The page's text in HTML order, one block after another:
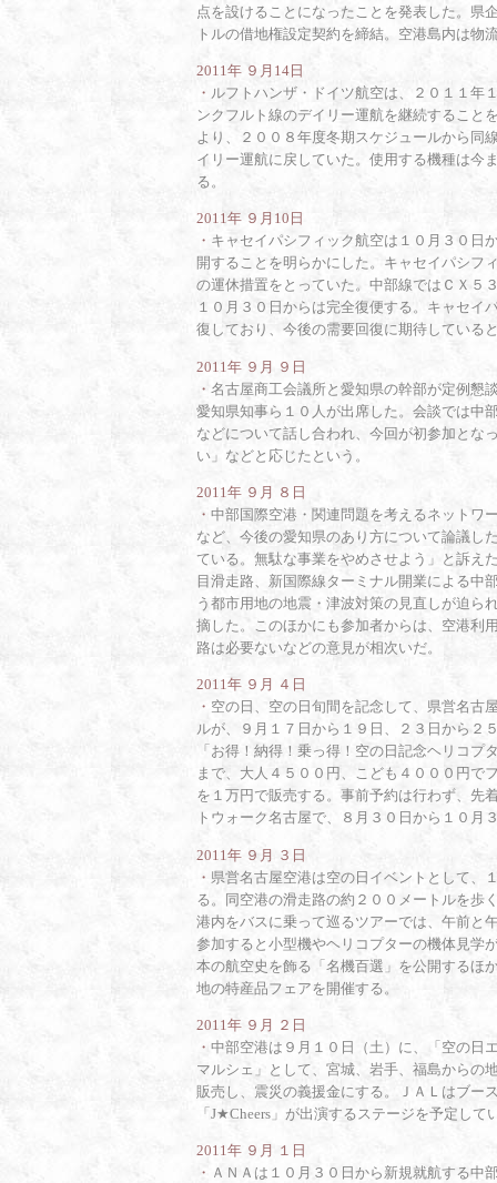
点を設けることになったことを発表した。県
トルの借地権設定契約を締結。空港島内は物
2011年 ９月14日
・ ルフトハンザ・ドイツ航空は、２０１１年
ンクフルト線のデイリー運航を継続すること
より、２００８年度冬期スケジュールから同
イリー運航に戻していた。使用する機種は今
る。
2011年 ９月10日
・ キャセイパシフィック航空は１０月３０日
開することを明らかにした。キャセイパシフ
の運休措置をとっていた。中部線ではＣＸ５
１０月３０日からは完全復便する。キャセイ
復しており、今後の需要回復に期待している
2011年 ９月 ９日
・ 名古屋商工会議所と愛知県の幹部が定例懇
愛知県知事ら１０人が出席した。会談では中
などについて話し合われ、今回が初参加とな
い」などと応じたという。
2011年 ９月 ８日
・ 中部国際空港・関連問題を考えるネットワ
など、今後の愛知県のあり方について論議し
ている。無駄な事業をやめさせよう」と訴え
目滑走路、新国際線ターミナル開業による中
う都市用地の地震・津波対策の見直しが迫ら
摘した。このほかにも参加者からは、空港利
路は必要ないなどの意見が相次いだ。
2011年 ９月 ４日
・ 空の日、空の日旬間を記念して、県営名古
ルが、９月１７日から１９日、２３日から２
「お得！納得！乗っ得！空の日記念ヘリコ
まで、大人４５００円、こども４０００円で
を１万円で販売する。事前予約は行わず、先
トウォーク名古屋で、８月３０日から１０月
2011年 ９月 ３日
・ 県営名古屋空港は空の日イベントとして、
る。同空港の滑走路の約２００メートルを歩
港内をバスに乗って巡るツアーでは、午前と
参加すると小型機やヘリコプターの機体見学
本の航空史を飾る「名機百選」を公開するほ
地の特産品フェアを開催する。
2011年 ９月 ２日
・ 中部空港は９月１０日（土）に、「空の日
マルシェ」として、宮城、岩手、福島からの
販売し、震災の義援金にする。ＪＡＬはブー
「J★Cheers」が出演するステージを予定して
2011年 ９月 １日
・ ＡＮＡは１０月３０日から新規就航する中